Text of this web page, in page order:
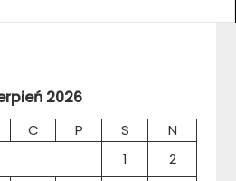
2026
C P S
N
1
2